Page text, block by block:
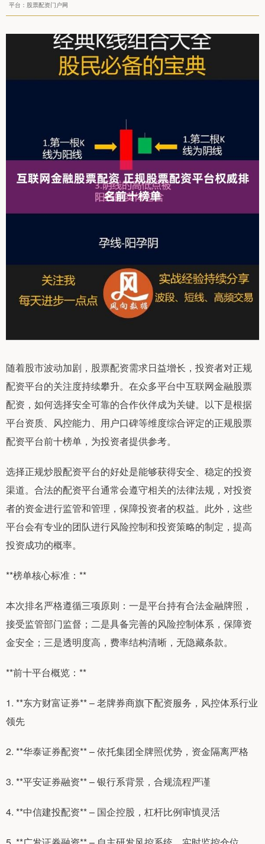
平台：股票配资门户网
随着股市波动加剧，股票配资需求日益增长，投资者对正规
配资平台的关注度持续攀升。在众多平台中互联网金融股票
配资，如何选择安全可靠的合作伙伴成为关键。以下是根据
平台资质、风控能力、用户口碑等维度综合评定的正规股票
配资平台前十榜单，为投资者提供参考。
选择正规炒股配资平台的好处是能够获得安全、稳定的投资
渠道。合法的配资平台通常会遵守相关的法律法规，对投资
者的资金进行监管和管理，保障投资者的权益。此外，这些
平台会有专业的团队进行风险控制和投资策略的制定，提高
投资成功的概率。
**榜单核心标准：**
本次排名严格遵循三项原则：一是平台持有合法金融牌照，
接受监管部门监督；二是具备完善的风险控制体系，保障资
金安全；三是透明度高，费率结构清晰，无隐藏条款。
**前十平台概览：**
1. **东方财富证券** – 老牌券商旗下配资服务，风控体系行业
领先
2. **华泰证券配资** – 依托集团全牌照优势，资金隔离严格
3. **平安证券融资** – 银行系背景，合规流程严谨
4. **中信建投配资** – 国企控股，杠杆比例审慎灵活